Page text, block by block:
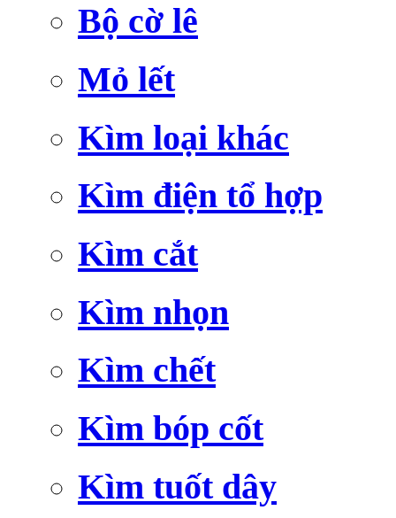
Bộ cờ lê
Mỏ lết
Kìm loại khác
Kìm điện tổ hợp
Kìm cắt
Kìm nhọn
Kìm chết
Kìm bóp cốt
Kìm tuốt dây